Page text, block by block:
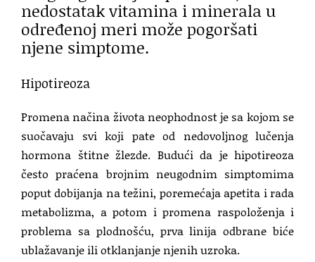
nedostatak vitamina i minerala u
određenoj meri može pogoršati
njene simptome.
Hipotireoza
Promena načina života neophodnost je sa kojom se
suočavaju svi koji pate od nedovoljnog lučenja
hormona štitne žlezde. Budući da je hipotireoza
često praćena brojnim neugodnim simptomima
poput dobijanja na težini, poremećaja apetita i rada
metabolizma, a potom i promena raspoloženja i
problema sa plodnošću, prva linija odbrane biće
ublažavanje ili otklanjanje njenih uzroka.